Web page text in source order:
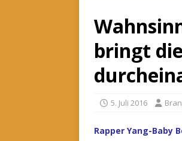
bringt
5. Juli 2016
Rapper Yang-Baby